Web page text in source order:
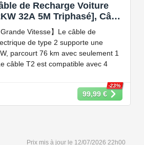
de Recharge Voiture
32A 5M Triphasé], Câble
2 EV/PHEV, Câble T2 avec
Compatible avec Model
ID.5, E-Tron, IONIQ 5, Zoe,
etc
Grande Vitesse】Le câble de
de type 2 supporte une
parcourt 76 km avec seulement 1
câble T2 est compatible avec 4
】Nos câbles type 2 vous
99,99 €
-23%
12/07/2026 22h00